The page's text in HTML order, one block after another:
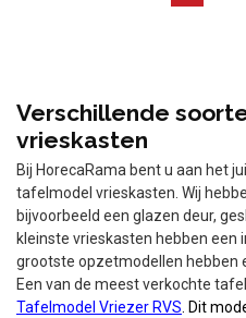
Verschillende
vrieskasten
Bij HorecaRama bent u aan het
tafelmodel vrieskasten. Wij
bijvoorbeeld een glazen deur,
kleinste vrieskasten hebben een
grootste opzetmodellen hebben
Een van de meest verkochte
Tafelmodel Vriezer RVS . Dit